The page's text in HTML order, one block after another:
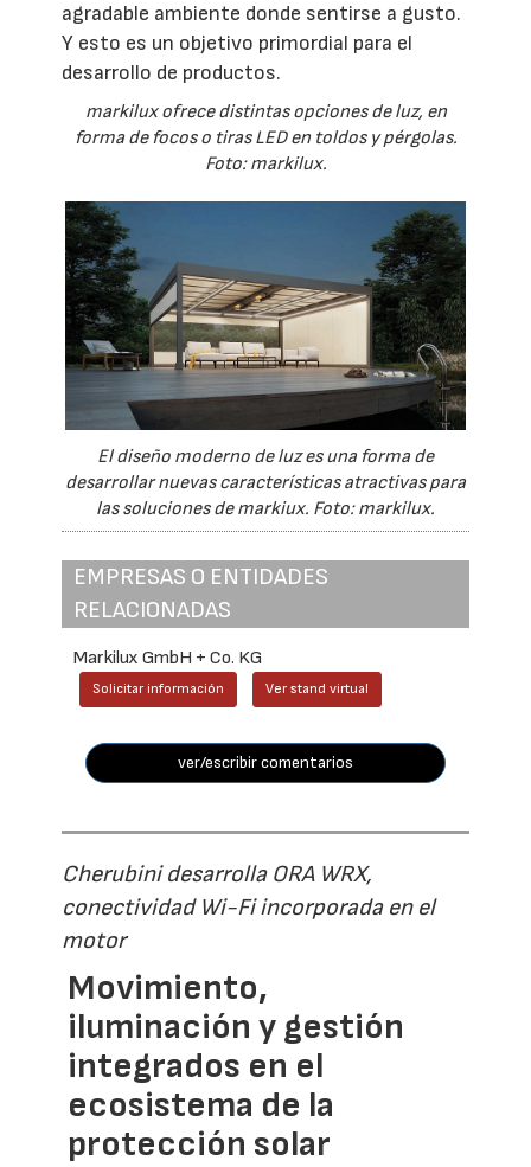
agradable ambiente donde sentirse a gusto.
Y esto es un objetivo primordial para el
desarrollo de productos.
markilux ofrece distintas opciones de luz, en
forma de focos o tiras LED en toldos y pérgolas.
Foto: markilux.
El diseño moderno de luz es una forma de
desarrollar nuevas características atractivas para
las soluciones de markiux. Foto: markilux.
EMPRESAS O ENTIDADES
RELACIONADAS
Markilux GmbH + Co. KG
Solicitar información Ver stand virtual
ver/escribir comentarios
Cherubini desarrolla ORA WRX,
conectividad Wi-Fi incorporada en el
motor
Movimiento,
iluminación y gestión
integrados en el
ecosistema de la
protección solar